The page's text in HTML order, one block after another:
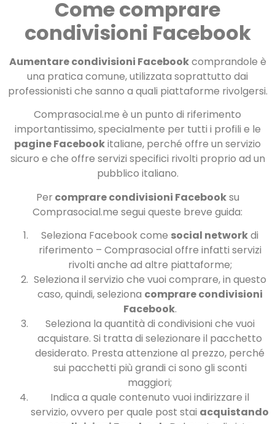
Come comprare
condivisioni Facebook
Aumentare condivisioni Facebookcomprandole è
una pratica comune, utilizzata soprattutto dai
professionisti che sanno a quali piattaforme rivolgersi.
Comprasocial.me è un punto di riferimento
importantissimo, specialmente per tutti i profili e le
pagine Facebookitaliane, perché offre un servizio
sicuro e che offre servizi specifici rivolti proprio ad un
pubblico italiano.
Per comprare condivisioni Facebooksu
Comprasocial.me segui queste breve guida:
Seleziona Facebook come social networkdi
riferimento – Comprasocial offre infatti servizi
rivolti anche ad altre piattaforme;
Seleziona il servizio che vuoi comprare, in questo
caso, quindi, seleziona comprare condivisioni
Facebook.
Seleziona la quantità di condivisioni che vuoi
acquistare. Si tratta di selezionare il pacchetto
desiderato. Presta attenzione al prezzo, perché
sui pacchetti più grandi ci sono gli sconti
maggiori;
Indica a quale contenuto vuoi indirizzare il
servizio, ovvero per quale post stai acquistando